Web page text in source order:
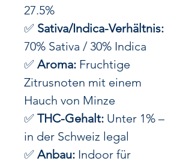
27.5%
✅ Sativa/Indica-Verhältnis:
70% Sativa / 30% Indica
✅ Aroma: Fruchtige
Zitrusnoten mit einem
Hauch von Minze
✅ THC-Gehalt: Unter 1% –
in der Schweiz legal
✅ Anbau: Indoor für